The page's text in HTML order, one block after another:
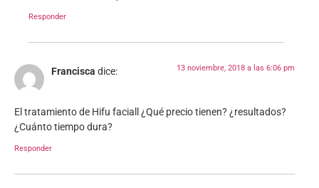
Responder
Francisca dice: 13 noviembre, 2018 a las 6:06 pm
El tratamiento de Hifu faciall ¿Qué precio tienen? ¿resultados?
¿Cuánto tiempo dura?
Responder